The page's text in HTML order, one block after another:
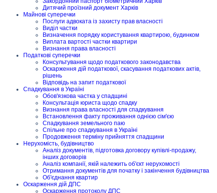
Дитячий проїзний документ Харків
Майнові суперечки
Послуги адвоката із захисту прав власності
Виділ частки
Визначення порядку користування квартирою, будинком
Виплата вартості частки квартири
Визнання права власності
Податкові суперечки
Консультування щодо податкового законодавства
Оскарження дій податкової, скасування податкових актів,
рішень
Відповідь на запит податкової
Спадкування в Україні
Обов'язкова частка у спадщині
Консультація юриста щодо спадку
Визнання права власності для спадкування
Встановлення факту проживання однією сім'єю
Спадкування земельного паю
Спільне про спадкування в Україні
Продовження терміну прийняття спадщини
Нерухомість, будівництво
Аналіз документів, підготовка договору купівлі-продажу,
інших договорів
Аналіз компанії, якій належить об'єкт нерухомості
Отримання документів для початку і закінчення будівництва
Об'єднання квартир
Оскарження дій ДПС
Оскарження протоколу ДПС